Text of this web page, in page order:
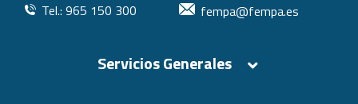
Tel.: 965 150 300 fempa@fempa.es
Servicios Generales